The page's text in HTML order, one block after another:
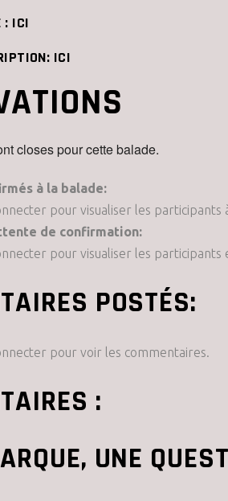
: ICI
ICI
closes pour cette balade.
à la balade:
pour visualiser les participants
de confirmation:
pour visualiser les
POSTÉS:
pour voir les commentaires.
:
UNE